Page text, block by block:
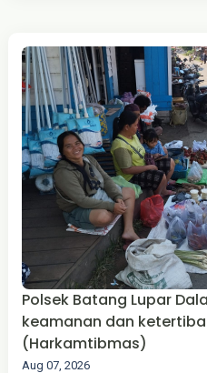
Polsek Batang Lupar
keamanan dan
(Harkamtibmas)
Aug 07, 2026